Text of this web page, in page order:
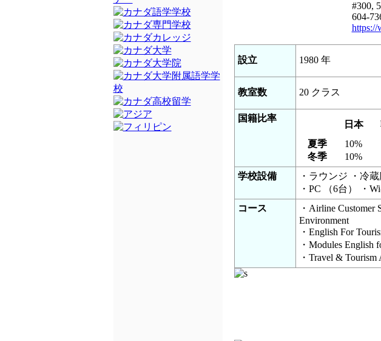
#300,
604-
https://
設立 1980 年
教室数 20 クラス
国籍比率
日本
夏季
10%
冬季
10%
学校設備
・ラウンジ ・冷
・PC （6台） ・
コース
・Airline Customer
Environment
・English For
・Modules English
・Travel &